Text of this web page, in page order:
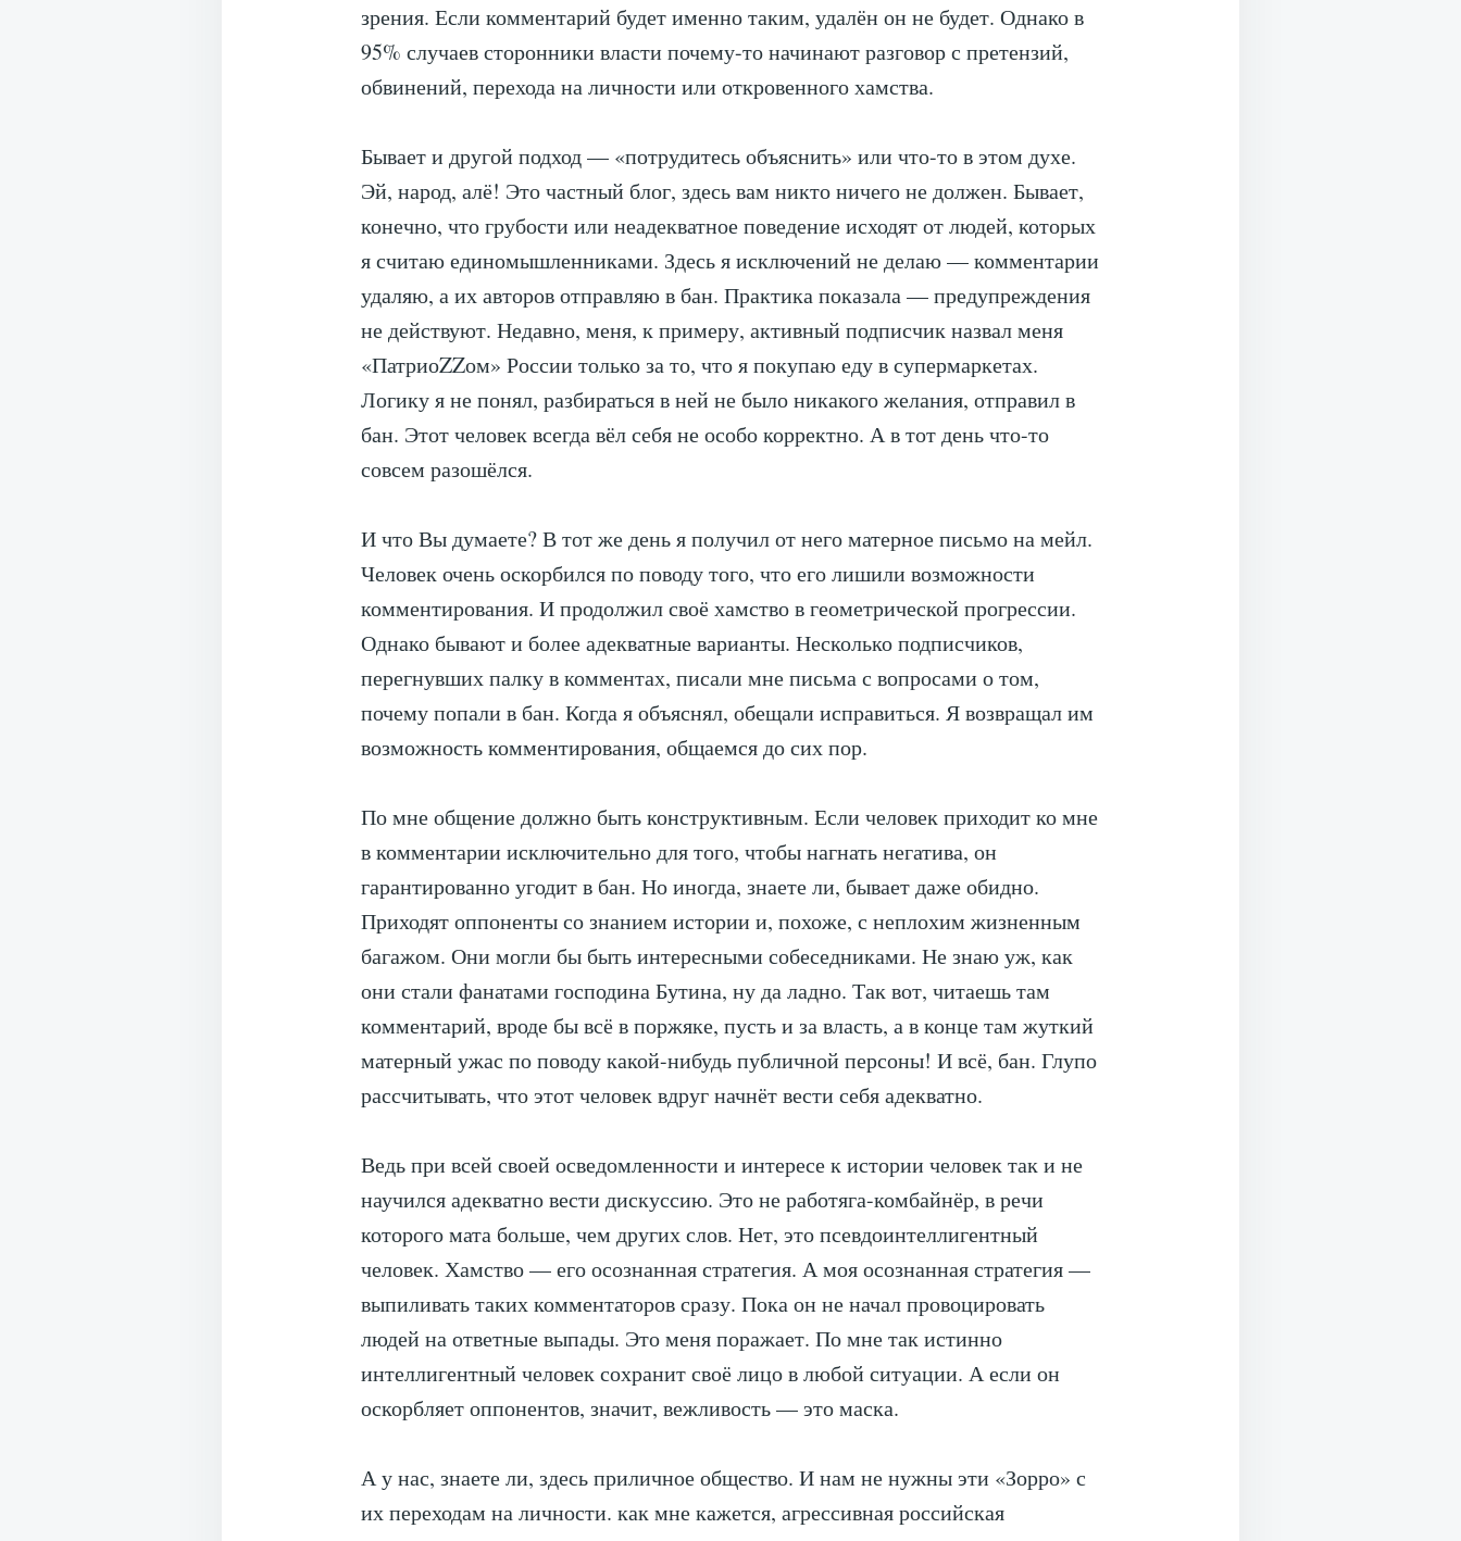
зрения. Если комментарий будет именно таким, удалён он не будет. Однако в
95% случаев сторонники власти почему-то начинают разговор с претензий,
обвинений, перехода на личности или откровенного хамства.
Бывает и другой подход — «потрудитесь объяснить» или что-то в этом духе.
Эй, народ, алё! Это частный блог, здесь вам никто ничего не должен. Бывает,
конечно, что грубости или неадекватное поведение исходят от людей, которых
я считаю единомышленниками. Здесь я исключений не делаю — комментарии
удаляю, а их авторов отправляю в бан. Практика показала — предупреждения
не действуют. Недавно, меня, к примеру, активный подписчик назвал меня
«ПатриоZZом» России только за то, что я покупаю еду в супермаркетах.
Логику я не понял, разбираться в ней не было никакого желания, отправил в
бан. Этот человек всегда вёл себя не особо корректно. А в тот день что-то
совсем разошёлся.
И что Вы думаете? В тот же день я получил от него матерное письмо на мейл.
Человек очень оскорбился по поводу того, что его лишили возможности
комментирования. И продолжил своё хамство в геометрической прогрессии.
Однако бывают и более адекватные варианты. Несколько подписчиков,
перегнувших палку в комментах, писали мне письма с вопросами о том,
почему попали в бан. Когда я объяснял, обещали исправиться. Я возвращал им
возможность комментирования, общаемся до сих пор.
По мне общение должно быть конструктивным. Если человек приходит ко мне
в комментарии исключительно для того, чтобы нагнать негатива, он
гарантированно угодит в бан. Но иногда, знаете ли, бывает даже обидно.
Приходят оппоненты со знанием истории и, похоже, с неплохим жизненным
багажом. Они могли бы быть интересными собеседниками. Не знаю уж, как
они стали фанатами господина Бутина, ну да ладно. Так вот, читаешь там
комментарий, вроде бы всё в поржяке, пусть и за власть, а в конце там жуткий
матерный ужас по поводу какой-нибудь публичной персоны! И всё, бан. Глупо
рассчитывать, что этот человек вдруг начнёт вести себя адекватно.
Ведь при всей своей осведомленности и интересе к истории человек так и не
научился адекватно вести дискуссию. Это не работяга-комбайнёр, в речи
которого мата больше, чем других слов. Нет, это псевдоинтеллигентный
человек. Хамство — его осознанная стратегия. А моя осознанная стратегия —
выпиливать таких комментаторов сразу. Пока он не начал провоцировать
людей на ответные выпады. Это меня поражает. По мне так истинно
интеллигентный человек сохранит своё лицо в любой ситуации. А если он
оскорбляет оппонентов, значит, вежливость — это маска.
А у нас, знаете ли, здесь приличное общество. И нам не нужны эти «Зорро» с
их переходам на личности. как мне кажется, агрессивная российская